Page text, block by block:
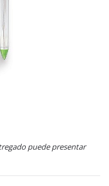
puede presentar